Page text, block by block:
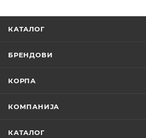
КАТАЛОГ
БРЕНДОВИ
КОРПА
КОМПАНИЈА
КАТАЛОГ